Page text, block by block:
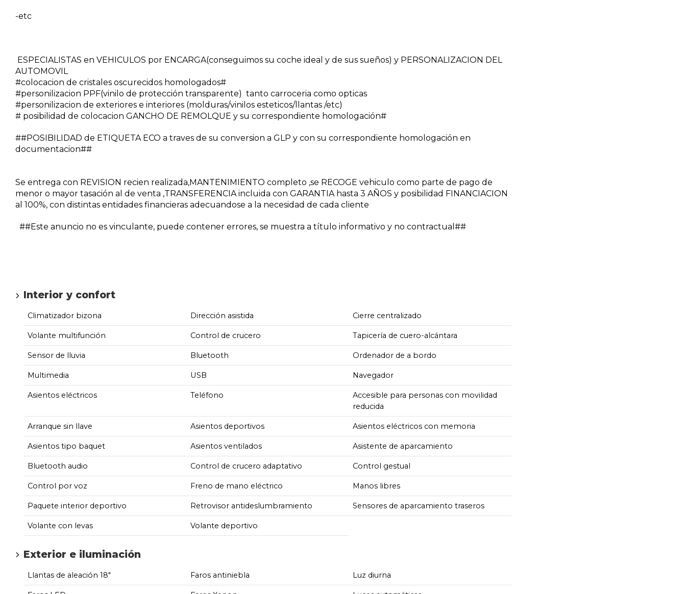
-etc
ESPECIALISTAS en VEHICULOS por ENCARGA(conseguimos su coche ideal y de sus sueños) y PERSONALIZACION DEL
AUTOMOVIL
#colocacion de cristales oscurecidos homologados#
#personilizacion PPF(vinilo de protección transparente) tanto carroceria como opticas
#personilizacion de exteriores e interiores (molduras/vinilos esteticos/llantas /etc)
# posibilidad de colocacion GANCHO DE REMOLQUE y su correspondiente homologación#
##POSIBILIDAD de ETIQUETA ECO a traves de su conversion a GLP y con su correspondiente homologación en
documentacion##
Se entrega con REVISION recien realizada,MANTENIMIENTO completo ,se RECOGE vehiculo como parte de pago de
menor o mayor tasación al de venta ,TRANSFERENCIA incluida con GARANTIA hasta 3 AÑOS y posibilidad FINANCIACION
al 100%, con distintas entidades financieras adecuandose a la necesidad de cada cliente
##Este anuncio no es vinculante, puede contener errores, se muestra a título informativo y no contractual##
Interior y confort
Climatizador bizona Dirección asistida Cierre centralizado
Volante multifunción Control de crucero Tapicería de cuero-alcántara
Sensor de lluvia Bluetooth Ordenador de a bordo
Multimedia USB Navegador
Asientos eléctricos Teléfono
Accesible para personas con movilidad
reducida
Arranque sin llave Asientos deportivos Asientos eléctricos con memoria
Asientos tipo baquet Asientos ventilados Asistente de aparcamiento
Bluetooth audio Control de crucero adaptativo Control gestual
Control por voz Freno de mano eléctrico Manos libres
Paquete interior deportivo Retrovisor antideslumbramiento Sensores de aparcamiento traseros
Volante con levas Volante deportivo
Exterior e iluminación
Llantas de aleación 18" Faros antiniebla Luz diurna